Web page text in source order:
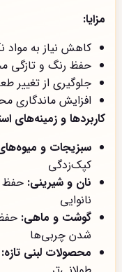
مزایا:
کاهش نیاز به مواد
حفظ رنگ و تازگی
جلوگیری از تغییر
افزایش ماندگاری
کاربردها و زمینه‌های
سبزیجات و
کپک‌زدگی
نان و شیرینی: حفظ
نانوایی
گوشت و ماهی:
شدن چربی‌ها
محصولات لبنی تازه: